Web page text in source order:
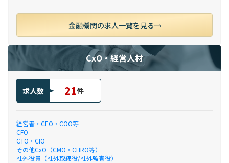
金融機関の求人一覧を見る
CxO・経営人材
求人数 21件
経営者・CEO・COO等
CFO
CTO・CIO
その他CxO（CMO・CHRO等）
社外役員（社外取締役/社外監査役）